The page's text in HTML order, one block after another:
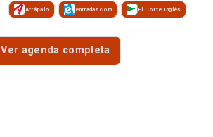
Atrápalo entradas.com El Corte Inglés
Ver agenda completa